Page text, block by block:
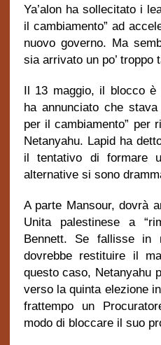
Ya’alon ha sollecitato i
il cambiamento” ad
nuovo governo. Ma
sia arrivato un po’ troppo
Il 13 maggio, il blocco è
ha annunciato che
per il cambiamento” per
Netanyahu. Lapid ha
il tentativo di formare
alternative si sono
A parte Mansour, dovrà
Unita palestinese a
Bennett. Se fallisse in
dovrebbe restituire il
questo caso, Netanyahu
verso la quinta elezione
frattempo un
modo di bloccare il suo